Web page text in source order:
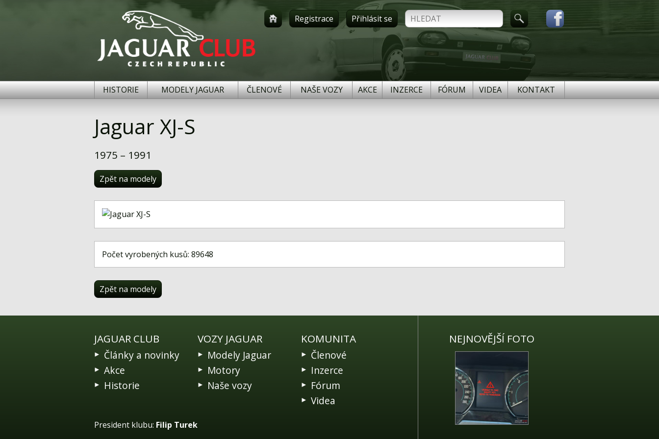
Registrace Přihlásit se
HISTORIE MODELY JAGUAR ČLENOVÉ NAŠE VOZY AKCE INZERCE FÓRUM VIDEA KONTAKT
Jaguar XJ-S
1975 – 1991
Zpět na modely
Počet vyrobených kusů: 89648
Zpět na modely
JAGUAR CLUB
Články a novinky
Akce
Historie
VOZY JAGUAR
Modely Jaguar
Motory
Naše vozy
KOMUNITA
Členové
Inzerce
Fórum
Videa
President klubu: Filip Turek
NEJNOVĚJŠÍ FOTO